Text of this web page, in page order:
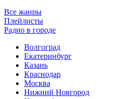
Все жанры
Плейлисты
Радио в городе
Волгоград
Екатеринбург
Казань
Краснодар
Москва
Нижний Новгород